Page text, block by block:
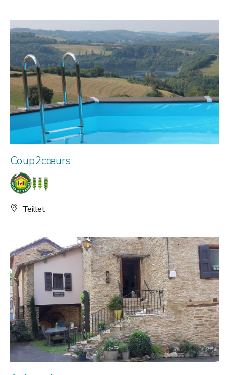
Coup2cœurs
Teillet